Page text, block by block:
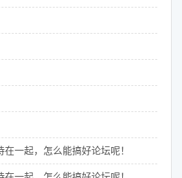
一起，怎么能搞好论坛呢！